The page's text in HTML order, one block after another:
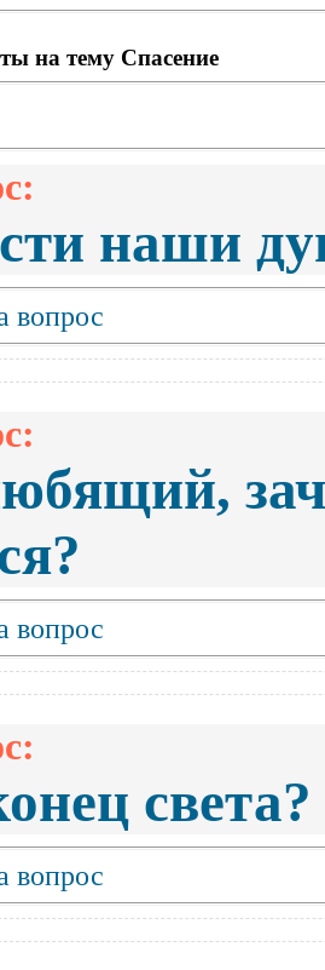
на тему Спасение
наши
вопрос
вопрос
света?
вопрос